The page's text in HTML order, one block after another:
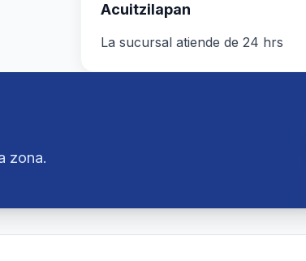
Acuitzilapan
La sucursal atiende de 24 hrs
zona.